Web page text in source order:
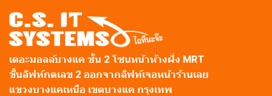
เดอะมอลล์บางแค ชั้น 2 โซนหน้าห้างฝั่ง MRT
ขึ้นลิฟท์กดเลข 2 ออกจากลิฟท์เจอหน้าร้านเลย
แขวงบางแคเหนือ เขตบางแค กรุงเทพ